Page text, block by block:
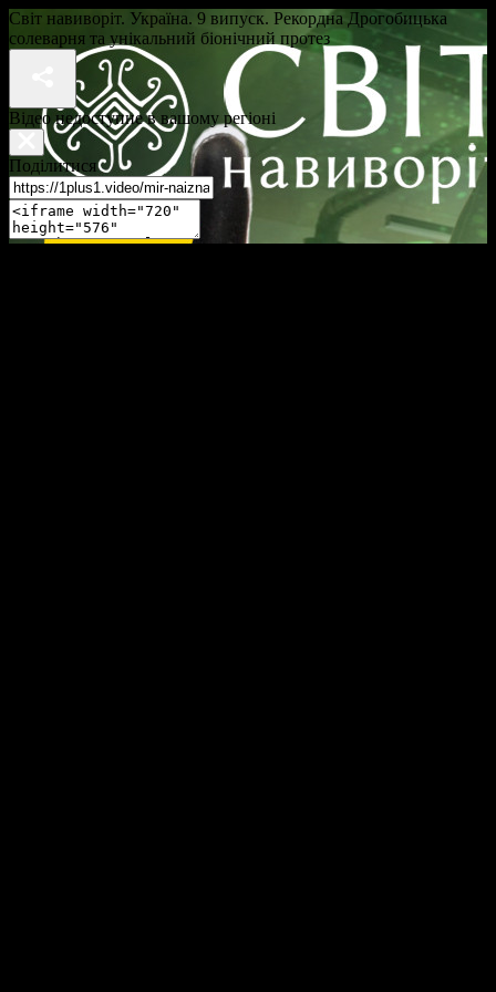
Світ навиворіт. Україна. 9 випуск. Рекордна Дрогобицька
солеварня та унікальний біонічний протез
Відео недоступне в вашому регіоні
Поділитися